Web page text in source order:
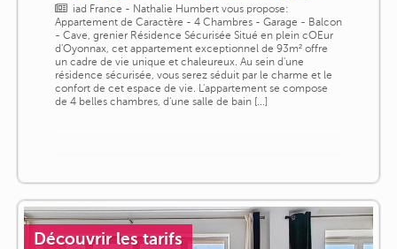
iad France - Nathalie Humbert vous propose:
Appartement de Caractère - 4 Chambres - Garage - Balcon
- Cave, grenier Résidence Sécurisée Situé en plein cOEur
d'Oyonnax, cet appartement exceptionnel de 93m² offre
un cadre de vie unique et chaleureux. Au sein d'une
résidence sécurisée, vous serez séduit par le charme et le
confort de cet espace de vie. L'appartement se compose
de 4 belles chambres, d'une salle de bain [...]
Découvrir les tarifs